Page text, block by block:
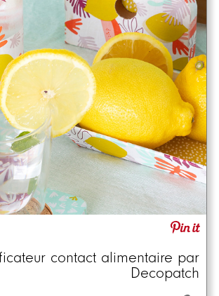
contact alimentaire par
Decopatch